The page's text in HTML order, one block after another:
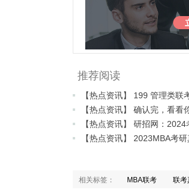
推荐阅读
【热点资讯】 199 管理类联
【热点资讯】 确认完，看看
【热点资讯】 研招网：2024
相关标签： MBA联考 联考